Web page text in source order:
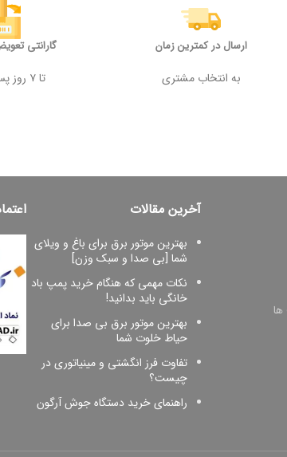
ارسال در کمترین زمان
به انتخاب مشتری
گارانتی
تا ۷ روز پس از خرید
آخرین مقالات
بهترین موتور برق برای باغ و ویلای
شما [بی صدا و سبک وزن]
نکات مهمی که هنگام خرید پمپ باد
خانگی باید بدانید!
بهترین موتور برق بی صدا برای
حیاط خلوت شما
تفاوت فرز انگشتی و مینیاتوری در
چیست؟
راهنمای خرید دستگاه جوش آرگون